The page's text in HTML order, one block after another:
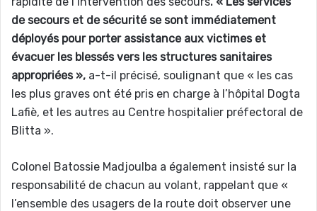
de secours et de sécurité se sont immédiatement
déployés pour porter assistance aux victimes et
évacuer les blessés vers les structures sanitaires
appropriées », a-t-il précisé, soulignant que « les cas
les plus graves ont été pris en charge à l’hôpital Dogta
Lafiè, et les autres au Centre hospitalier préfectoral de
Blitta ».
Colonel Batossie Madjoulba a également insisté sur la
responsabilité de chacun au volant, rappelant que «
l’ensemble des usagers de la route doit observer une